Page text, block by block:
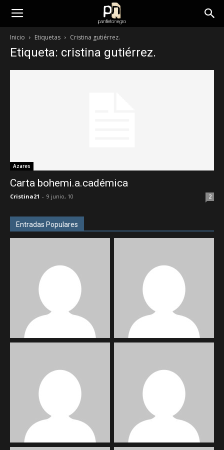
panfletonegro
Inicio Etiquetas Cristina gutiérrez.
Etiqueta: cristina gutiérrez.
Azares
Carta bohemi.a.cadémica
Cristina21 - 9 junio, 10 2
Entradas Populares